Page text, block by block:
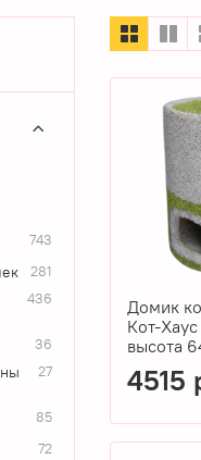
Домик
Кот-
высота
4515
743
281
436
36
27
85
72